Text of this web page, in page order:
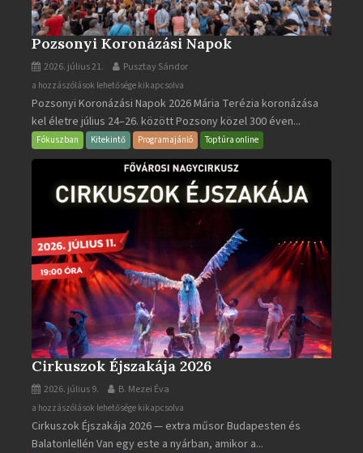
Pozsonyi Koronázási Napok
2026. július 21. Pusztay Sándor
Pozsonyi
Koronázási
Napok
bejegyzéshez
a hozzászólások lehetősége kikapcsolva
Pozsonyi Koronázási Napok 2026 Mária Terézia koronázása
kel életre július 24–26. között Pozsony közel 300 éven...
Fókuszban Kitekintő Programajánló Toptúra online
Cirkuszok Éjszakája 2026
2026. július 9. B. Mezei Éva
Cirkuszok
Éjszakája
2026
a hozzászólások lehetősége kikapcsolva
Cirkuszok Éjszakája 2026 — extra műsor Budapesten és
Balatonlellén Van egy este a nyárban, amikor a...